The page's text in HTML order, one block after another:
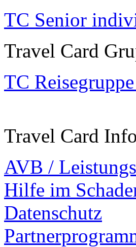
TC Senior
Travel Card
TC
Travel Card
AVB /
Hilfe im
Datenschutz